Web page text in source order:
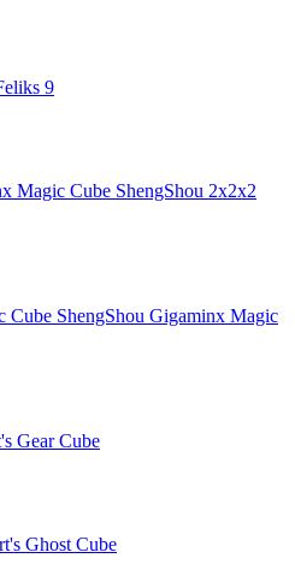
9
ShengShou 2x2x2
ShengShou Gigaminx Magic
Gear Cube
Ghost Cube